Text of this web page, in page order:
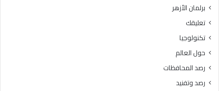
برلمان الأزهر
تعليقك
تكنولوجيا
حول العالم
رصد المحافظات
رصد وتفنيد